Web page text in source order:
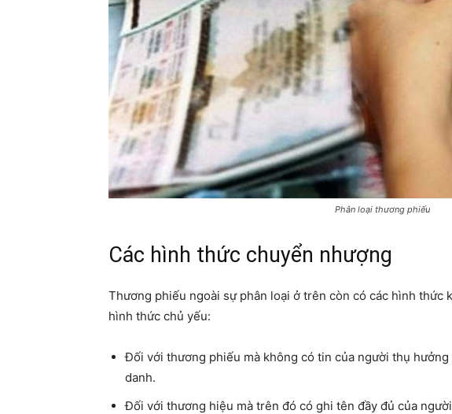
Phân loại thương phiếu
Các hình thức chuyển nhượng
Thương phiếu ngoài sự phân loại ở trên còn có các hình thức
hình thức chủ yếu:
Đối với thương phiếu mà không có tin của người thụ
danh.
Đối với thương hiệu mà trên đó có ghi tên đầy đủ của